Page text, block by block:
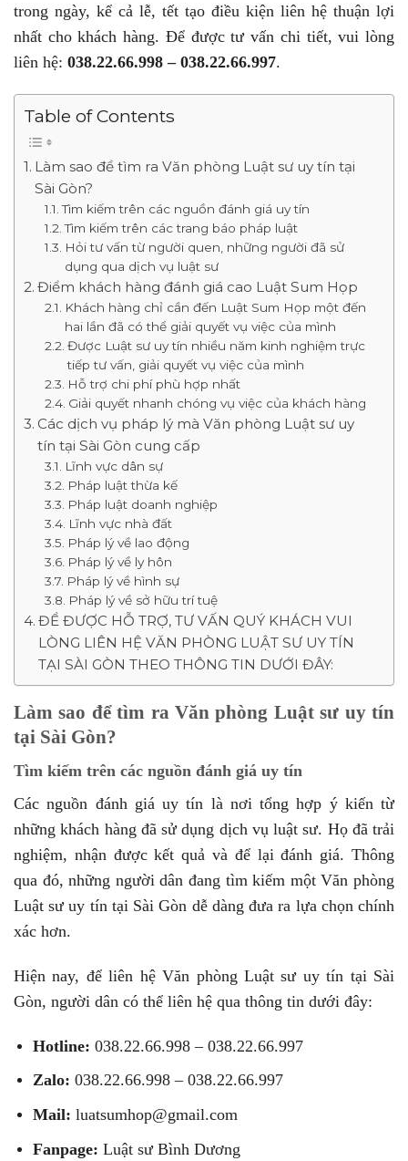
trong ngày, kể cả lễ, tết tạo điều kiện liên hệ thuận lợi
nhất cho khách hàng. Để được tư vấn chi tiết, vui lòng
liên hệ: 038.22.66.998 – 038.22.66.997.
Table of Contents
Làm sao để tìm ra Văn phòng Luật sư uy tín tại
Sài Gòn?
Tìm kiếm trên các nguồn đánh giá uy tín
Tìm kiếm trên các trang báo pháp luật
Hỏi tư vấn từ người quen, những người đã sử
dụng qua dịch vụ luật sư
Điểm khách hàng đánh giá cao Luật Sum Họp
Khách hàng chỉ cần đến Luật Sum Họp một đến
hai lần đã có thể giải quyết vụ việc của mình
Được Luật sư uy tín nhiều năm kinh nghiệm trực
tiếp tư vấn, giải quyết vụ việc của mình
Hỗ trợ chi phí phù hợp nhất
Giải quyết nhanh chóng vụ việc của khách hàng
Các dịch vụ pháp lý mà Văn phòng Luật sư uy
tín tại Sài Gòn cung cấp
Lĩnh vực dân sự
Pháp luật thừa kế
Pháp luật doanh nghiệp
Lĩnh vực nhà đất
Pháp lý về lao động
Pháp lý về ly hôn
Pháp lý về hình sự
Pháp lý về sở hữu trí tuệ
ĐỂ ĐƯỢC HỖ TRỢ, TƯ VẤN QUÝ KHÁCH VUI
LÒNG LIÊN HỆ VĂN PHÒNG LUẬT SƯ UY TÍN
TẠI SÀI GÒN THEO THÔNG TIN DƯỚI ĐÂY:
Làm sao để tìm ra Văn phòng Luật sư uy tín
tại Sài Gòn?
Tìm kiếm trên các nguồn đánh giá uy tín
Các nguồn đánh giá uy tín là nơi tổng hợp ý kiến từ
những khách hàng đã sử dụng dịch vụ luật sư. Họ đã trải
nghiệm, nhận được kết quả và để lại đánh giá. Thông
qua đó, những người dân đang tìm kiếm một Văn phòng
Luật sư uy tín tại Sài Gòn dễ dàng đưa ra lựa chọn chính
xác hơn.
Hiện nay, để liên hệ Văn phòng Luật sư uy tín tại Sài
Gòn, người dân có thể liên hệ qua thông tin dưới đây:
Hotline: 038.22.66.998 – 038.22.66.997
Zalo: 038.22.66.998 – 038.22.66.997
Mail: luatsumhop@gmail.com
Fanpage: Luật sư Bình Dương